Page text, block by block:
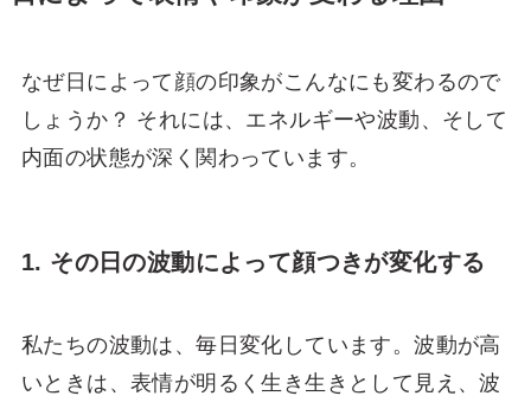
なぜ日によって顔の印象がこんなにも変わるので
しょうか？ それには、エネルギーや波動、そして
内面の状態が深く関わっています。
1. その日の波動によって顔つきが変化する
私たちの波動は、毎日変化しています。波動が高
いときは、表情が明るく生き生きとして見え、波